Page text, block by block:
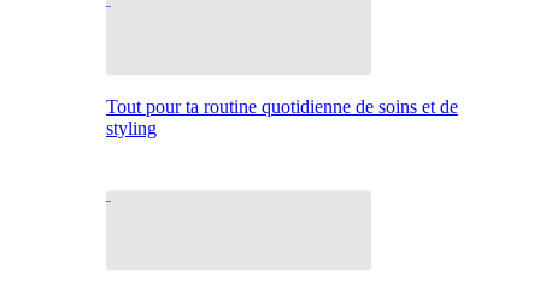
Tout pour ta routine quotidienne de soins et de
styling